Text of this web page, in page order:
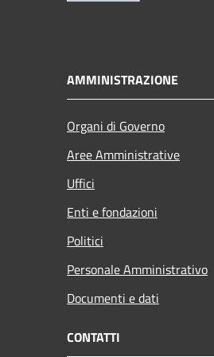
AMMINISTRAZIONE
Organi di Governo
Aree Amministrative
Uffici
Enti e fondazioni
Politici
Personale Amministrativo
Documenti e dati
CONTATTI